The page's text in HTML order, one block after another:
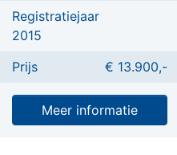
Registratiejaar
2015
Prijs
€ 13.900,-
Meer informatie